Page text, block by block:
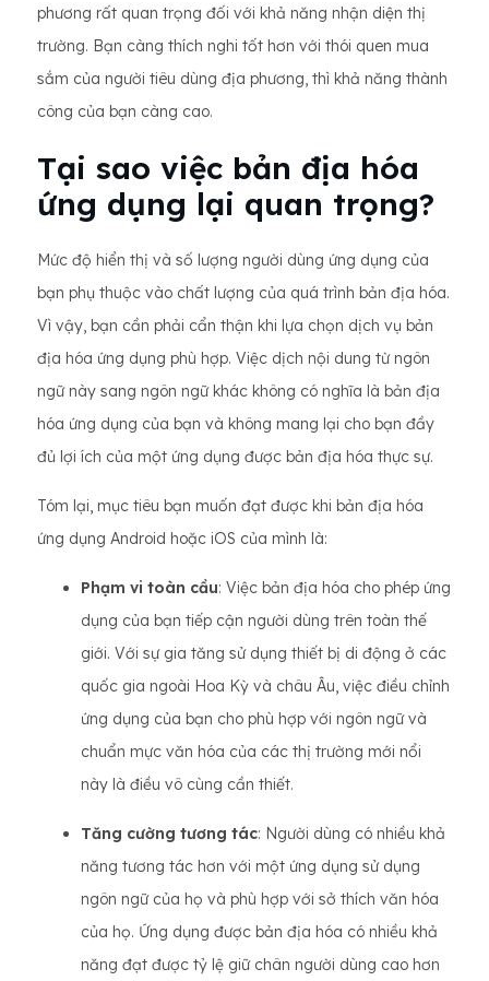
phương rất quan trọng đối với khả năng nhận diện thị
trường. Bạn càng thích nghi tốt hơn với thói quen mua
sắm của người tiêu dùng địa phương, thì khả năng thành
công của bạn càng cao.
Tại sao việc bản địa hóa
ứng dụng lại quan trọng?
Mức độ hiển thị và số lượng người dùng ứng dụng của
bạn phụ thuộc vào chất lượng của quá trình bản địa hóa.
Vì vậy, bạn cần phải cẩn thận khi lựa chọn dịch vụ bản
địa hóa ứng dụng phù hợp. Việc dịch nội dung từ ngôn
ngữ này sang ngôn ngữ khác không có nghĩa là bản địa
hóa ứng dụng của bạn và không mang lại cho bạn đầy
đủ lợi ích của một ứng dụng được bản địa hóa thực sự.
Tóm lại, mục tiêu bạn muốn đạt được khi bản địa hóa
ứng dụng Android hoặc iOS của mình là:
Phạm vi toàn cầu: Việc bản địa hóa cho phép ứng
dụng của bạn tiếp cận người dùng trên toàn thế
giới. Với sự gia tăng sử dụng thiết bị di động ở các
quốc gia ngoài Hoa Kỳ và châu Âu, việc điều chỉnh
ứng dụng của bạn cho phù hợp với ngôn ngữ và
chuẩn mực văn hóa của các thị trường mới nổi
này là điều vô cùng cần thiết.
Tăng cường tương tác: Người dùng có nhiều khả
năng tương tác hơn với một ứng dụng sử dụng
ngôn ngữ của họ và phù hợp với sở thích văn hóa
của họ. Ứng dụng được bản địa hóa có nhiều khả
năng đạt được tỷ lệ giữ chân người dùng cao hơn